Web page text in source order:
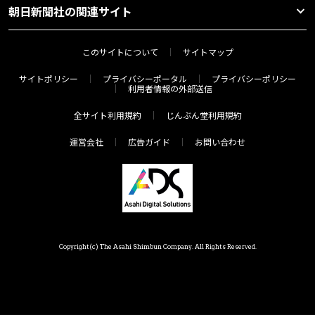
朝日新聞社の関連サイト
このサイトについて サイトマップ
サイトポリシー プライバシーポータル
プライバシーポリシー
利用者情報の外部送信
全サイト利用規約 じんぶん堂利用規約
運営会社 広告ガイド お問い合わせ
Copyright(c) The Asahi Shimbun Company. All Rights Reserved.